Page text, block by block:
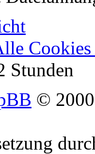
Cookies
Stunden
©